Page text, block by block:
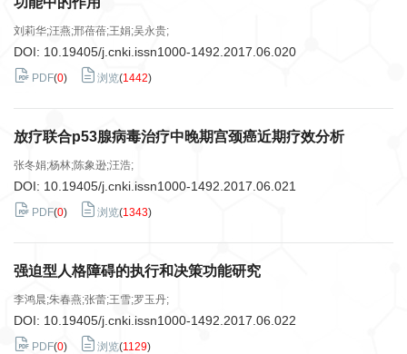
刘莉华;汪燕;邢蓓蓓;王娟;吴永贵;
DOI: 10.19405/j.cnki.issn1000-1492.2017.06.020
PDF(0) 浏览(1442)
放疗联合p53腺病毒治疗中晚期宫颈癌近期疗效分析
张冬娟;杨林;陈象逊;汪浩;
DOI: 10.19405/j.cnki.issn1000-1492.2017.06.021
PDF(0) 浏览(1343)
强迫型人格障碍的执行和决策功能研究
李鸿晨;朱春燕;张蕾;王雪;罗玉丹;
DOI: 10.19405/j.cnki.issn1000-1492.2017.06.022
PDF(0) 浏览(1129)